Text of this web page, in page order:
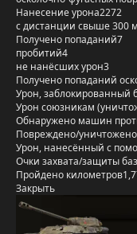
Нанесение урона2272
с дистанции свыше 300 м
Получено попаданий7
пробитий4
не нанёсших урон3
Получено попаданий
Урон, заблокированный
Урон союзникам
Обнаружено машин
Повреждено/
Урон, нанесённый с
Очки захвата/защиты
Пройдено километров
Закрыть